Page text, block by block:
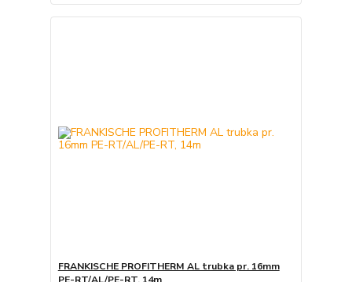
FRANKISCHE PROFITHERM AL trubka pr. 16mm